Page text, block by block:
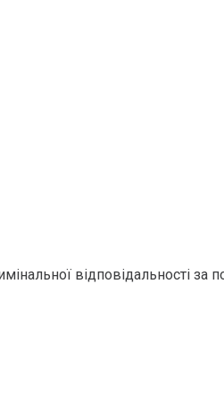
відповідальності за